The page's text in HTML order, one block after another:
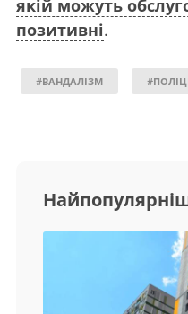
якій можуть
позитивні.
#ВАНДАЛІЗМ